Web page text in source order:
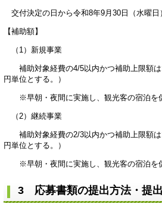
交付決定の日から令和8年9月30日（水曜日
【補助額】
（1）新規事業
補助対象経費の4/5以内かつ補助上限額は
円単位とする。）
※早朝・夜間に実施し、観光客の宿泊を
（2）継続事業
補助対象経費の2/3以内かつ補助上限額は
円単位とする。）
※早朝・夜間に実施し、観光客の宿泊を
3 応募書類の提出方法・提